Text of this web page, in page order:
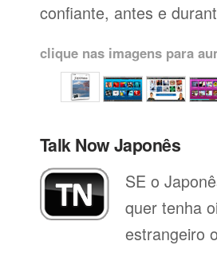
confiante, antes e
clique nas imagens para
Talk Now Japonês
SE o
quer tenha
estrangeiro